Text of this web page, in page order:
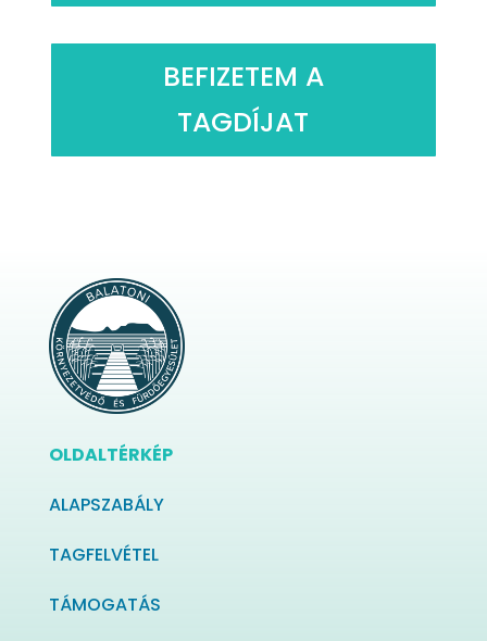
BEFIZETEM A
TAGDÍJAT
OLDALTÉRKÉP
ALAPSZABÁLY
TAGFELVÉTEL
TÁMOGATÁS